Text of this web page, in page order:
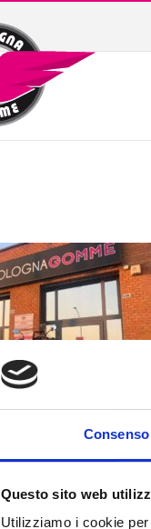
Consenso
Questo sito web
Utilizziamo i cookie